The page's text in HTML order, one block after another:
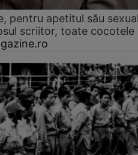
pentru apetitul său
scriitor, toate cocotele